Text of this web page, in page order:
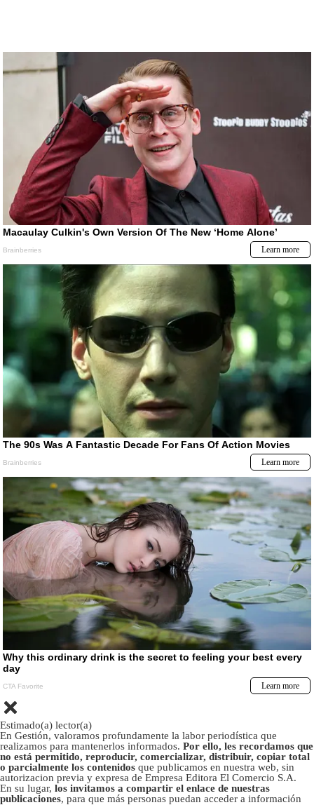
Estimado(a) lector(a)
En Gestión, valoramos profundamente la labor periodística que
realizamos para mantenerlos informados. Por ello, les recordamos que
no está permitido, reproducir, comercializar, distribuir, copiar total
o parcialmente los contenidos que publicamos en nuestra web, sin
autorizacion previa y expresa de Empresa Editora El Comercio S.A.
En su lugar, los invitamos a compartir el enlace de nuestras
publicaciones, para que más personas puedan acceder a información